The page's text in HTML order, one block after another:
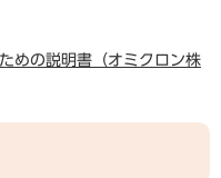
めの説明書（オミクロン株